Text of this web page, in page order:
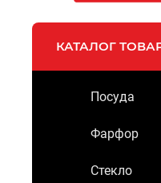
КАТАЛОГ
Посуда
Фарфор
Стекло